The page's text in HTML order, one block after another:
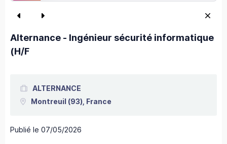
Alternance - Ingénieur sécurité informatique
(H/F
ALTERNANCE
Montreuil (93), France
Publié le 07/05/2026